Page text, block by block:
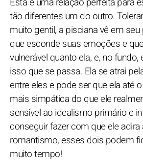
tão diferentes um do outro.
muito gentil, a pisciana vê em
que esconde suas emoções e
vulnerável quanto ela, e, no
isso que se passa. Ela se atrai
entre eles e pode ser que ela até
mais simpática do que ele
sensível ao idealismo primário e
conseguir fazer com que ele adira
romantismo, esses dois podem
muito tempo!